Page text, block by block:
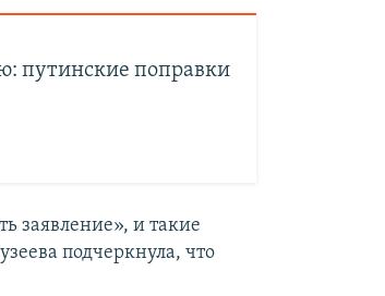
путинские поправки
заявление», и такие
подчеркнула, что